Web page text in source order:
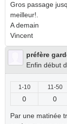
Gros passage
meilleur!.
A demain
Vincent
préfère
Enfin début
1-10 11-50
0 0
Par une matinée